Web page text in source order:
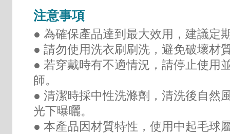
注意事項
● 為確保產品達到最大效用，建議定
● 請勿使用洗衣刷刷洗，避免破壞材
● 若穿戴時有不適情況，請停止使用
師。
● 清潔時採中性洗滌劑，清洗後自然
光下曝曬。
● 本產品因材質特性，使用中起毛球